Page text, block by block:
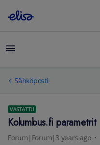
Sähköposti
VASTATTU
Kolumbus.fi parametrit
Forum|Forum|3 years ago